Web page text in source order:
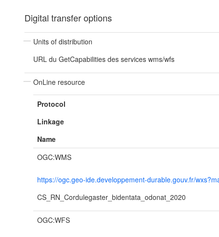
Digital transfer options
Units of distribution
URL du GetCapabilities des services wms/wfs
OnLine resource
Protocol
Linkage
Name
OGC:WMS
https://ogc.geo-ide.developpement-durable.gouv.fr/
CS_RN_Cordulegaster_bidentata_odonat_2020
OGC:WFS